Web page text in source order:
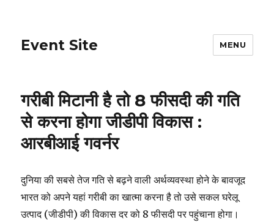
Event Site MENU
गरीबी मिटानी है तो 8 फीसदी की गति
से करना होगा जीडीपी विकास :
आरबीआई गवर्नर
दुनिया की सबसे तेज गति से बढ़ने वाली अर्थव्यवस्था होने के बावजूद
भारत को अपने यहां गरीबी का खात्मा करना है तो उसे सकल घरेलू
उत्पाद (जीडीपी) की विकास दर को 8 फीसदी पर पहुंचाना होगा।